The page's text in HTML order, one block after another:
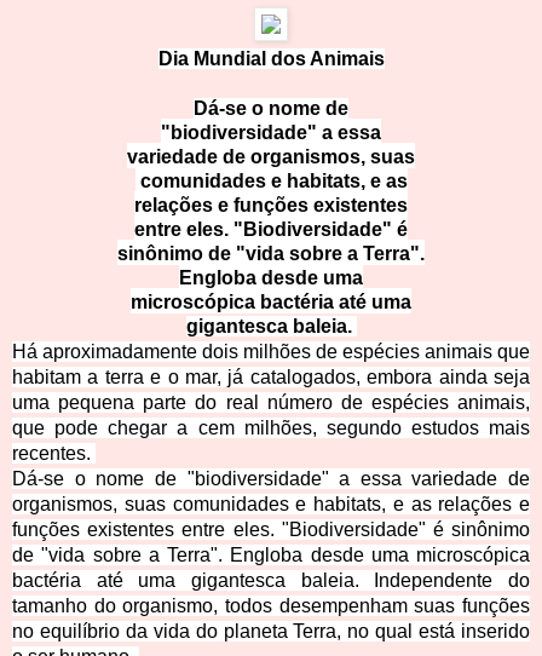
Dia Mundial dos Animais
Dá-se o nome de
"biodiversidade" a essa
variedade de organismos, suas
comunidades e habitats, e as
relações e funções existentes
entre eles. "Biodiversidade" é
sinônimo de "vida sobre a Terra".
Engloba desde uma
microscópica bactéria até uma
gigantesca baleia.
Há aproximadamente dois milhões de espécies animais que
habitam a terra e o mar, já catalogados, embora ainda seja
uma pequena parte do real número de espécies animais,
que pode chegar a cem milhões, segundo estudos mais
recentes.
Dá-se o nome de "biodiversidade" a essa variedade de
organismos, suas comunidades e habitats, e as relações e
funções existentes entre eles. "Biodiversidade" é sinônimo
de "vida sobre a Terra". Engloba desde uma microscópica
bactéria até uma gigantesca baleia. Independente do
tamanho do organismo, todos desempenham suas funções
no equilíbrio da vida do planeta Terra, no qual está inserido